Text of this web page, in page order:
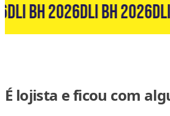
DLI BH 2026DLI BH 2026
É lojista e ficou com